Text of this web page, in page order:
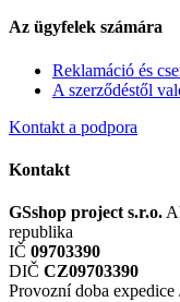
Az ügyfelek számára
Reklamáció és
A szerződéstől
Kontakt a podpora
Kontakt
GSshop project s.r.o.
republika
IČ 09703390
DIČ CZ09703390
Provozní doba expedice